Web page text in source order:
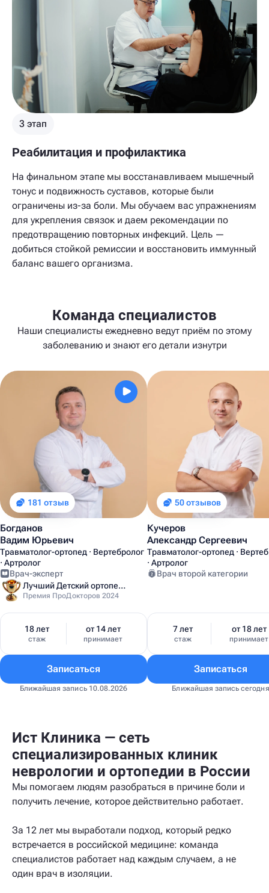
3 этап
Реабилитация и профилактика
На финальном этапе мы восстанавливаем мышечный
тонус и подвижность суставов, которые были
ограничены из-за боли. Мы обучаем вас упражнениям
для укрепления связок и даем рекомендации по
предотвращению повторных инфекций. Цель —
добиться стойкой ремиссии и восстановить иммунный
баланс вашего организма.
Команда специалистов
Наши специалисты ежедневно ведут приём по этому
заболеванию и знают его детали изнутри
181 отзыв
Богданов
Вадим Юрьевич
Травматолог-ортопед · Вертебролог
· Артролог
Врач-эксперт
Лучший Детский ортопед Москвы
Премия ПроДокторов 2024
18 лет
стаж
от 14 лет
принимает
Записаться
Ближайшая запись 10.08.2026
50 отзывов
Кучеров
Александр Сергеевич
Травматолог-ортопед ·
· Артролог
Врач второй категории
7 лет
стаж
от 18 лет
принимает
Записаться
Ближайшая запись сегодня
Ист Клиника — сеть
специализированных клиник
неврологии и ортопедии в России
Мы помогаем людям разобраться в причине боли и
получить лечение, которое действительно работает.
За 12 лет мы выработали подход, который редко
встречается в российской медицине: команда
специалистов работает над каждым случаем, а не
один врач в изоляции.